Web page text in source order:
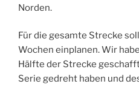
Norden.
Für die gesamte Strecke
Wochen einplanen. Wir
Hälfte der Strecke
Serie gedreht haben und